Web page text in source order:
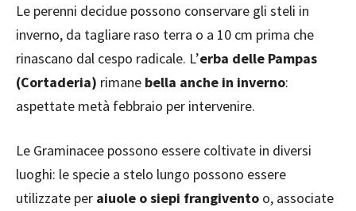
Le perenni decidue possono conservare gli steli in
inverno, da tagliare raso terra o a 10 cm prima che
rinascano dal cespo radicale. L’erba delle Pampas
(Cortaderia) rimane bella anche in inverno:
aspettate metà febbraio per intervenire.
Le Graminacee possono essere coltivate in diversi
luoghi: le specie a stelo lungo possono essere
utilizzate per aiuole o siepi frangivento o, associate